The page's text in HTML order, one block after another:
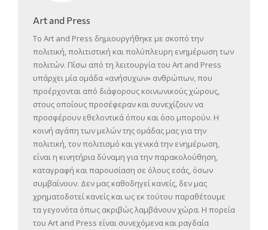
Art and Press
Το Art and Press δημιουργήθηκε με σκοπό την
πολιτική, πολιτιστική και πολύπλευρη ενημέρωση των
πολιτών. Πίσω από τη λειτουργία του Art and Press
υπάρχει μία ομάδα «ανήσυχων» ανθρώπων, που
προέρχονται από διάφορους κοινωνικούς χώρους,
στους οποίους προσέφεραν και συνεχίζουν να
προσφέρουν εθελοντικά όπου και όσο μπορούν. Η
κοινή αγάπη των μελών της ομάδας μας για την
πολιτική, τον πολιτισμό και γενικά την ενημέρωση,
είναι η κινητήρια δύναμη για την παρακολούθηση,
καταγραφή και παρουσίαση σε όλους εσάς, όσων
συμβαίνουν. Δεν μας καθοδηγεί κανείς, δεν μας
χρηματοδοτεί κανείς και ως εκ τούτου παραθέτουμε
τα γεγονότα όπως ακριβώς λαμβάνουν χώρα. Η πορεία
του Art and Press είναι συνεχόμενα και ραγδαία